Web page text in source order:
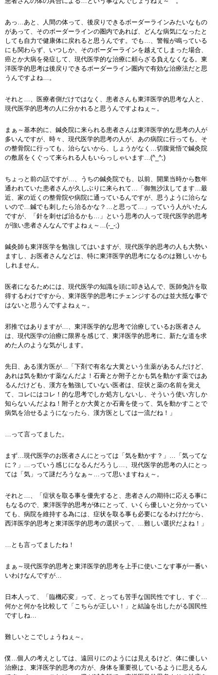
あっ…あと、人間の体って、後戻りできるボーダーラインみたいなもの
があって、そのボーダーラインの圏内であれば、どんな病気になったと
しても自力で健康体に戻れると思うんです。でも…、警報が鳴っている
にも関わらず、いつしか、そのボーダーラインを越えてしまった場合、
癌とか大病を発症して、現代医学的な治療に頼らざる負えなくなる。東
洋医学的思考は後戻りできるボーダーライン圏内で有効な治療法だと思
うんですよね…。
それと…、医療者側だけではなく、患者さんも東洋医学的思考な人と、
現代医学的思考の人に分かれると思うんですよねぇ～。
まぁ～基本的に、鍼灸院に来られる患者さんは東洋医学的な思考の人が
多いんですが、時々、現代医学的思考の人が、あの病院に行っても、そ
の整骨院に行っても、治らないから、しょうがなく…切腹覚悟で鍼灸院
の敷居をくぐって来られる人もいらっしゃいます…(^_^;)
ちょっと前の話ですが…、うちの鍼灸院でも、以前、開業当時から数年
通われていた患者さんが久しぶりに来られて…「御無沙汰してます…最
近、家の近くの整骨院や病院に通っているんですが、思うように治らな
いので…鍼でも刺したら治るかな？…と思って…」っていう人がいたん
ですが、「針を刺せば治るかも…」という思考の人って現代医学的思考
が強い患者さんなんですよねぇ～…(-_-;)
鍼灸師も東洋医学を勉強してはいますが、現代医学的思考の人も大勢い
ますし、お医者さんなどは、特に東洋医学的思考になるのは難しいかも
しれません。
医者になるためには、現代医学の知識を頭に叩き込んで、医師免許を取
得するわけですから、東洋医学的思考にチェンジするのは並大抵な事で
はないと思うんですよねぇ～。
邪推ではありますが…、東洋医学的な思考で治療しているお医者さん
は、現代医学の治療に限界を感じて、東洋医学的思考に、新たな道を求
めた人のような気がします。
先日、ある漢方医が…「下剤で有名な大黄という生薬があるんだけど、
あれは気を動かす薬なんだよ！石膏とか附子とかも気を動かす薬ではあ
るんだけども、漢方を勉強していない医者は、症状と薬の名前を覚え
て、コレにはコレ！的な思考でしか処方しないし、そういう使い方しか
知らないんだよね！附子とか大黄とか石膏を使って、気を動かすことで
病気を治せるようになったら、漢方医としては一流だね！」
…って言ってました。
まず…現代医学のお医者さんにとっては「気を動かす？」…「気ってな
に？」…っていう感じになるんだろうし…、現代医学的思考の人にとっ
ては「気」って謎だろうなぁ～…って思いますねぇ～。
それと…、「症状を取る事を優先すると、患者さんの期待に応える事に
もなるので、東洋医学的思考が体にとって、いくら優しいと分かってい
ても、病院を維持する為には、症状を取る事も必要になるわけだから、
西洋医学的思考と東洋医学的思考の選択って、…難しい選択だよね！」
…とも言ってましたね！
まぁ～現代医学的思考と東洋医学的思考を上手に使いこなす事が一番い
いわけなんですが…
日本人って、「臨機応変」って、とっても苦手な国民性ですし、すぐ…
何かと何かを比較して「こちらが正しい！」と結論を出したがる国民性
ですしね…
難しいとこでしょうねぇ～。
僕…個人の考えとしては、遠回りにのようには見えるけど、体に優しい
治療は、東洋医学的思考の方が、身体を重要視しているように思えるん